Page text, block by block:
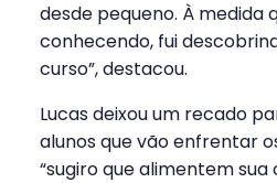
desde pequeno. À medida
conhecendo, fui
curso”, destacou.
Lucas deixou um recado
alunos que vão enfrentar
“sugiro que alimentem sua